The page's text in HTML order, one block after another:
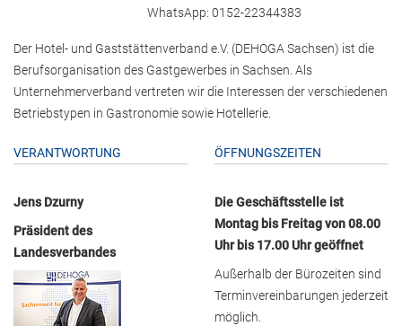
WhatsApp: 0152-22344383
Der Hotel- und Gaststättenverband e.V. (DEHOGA Sachsen) ist die
Berufsorganisation des Gastgewerbes in Sachsen. Als
Unternehmerverband vertreten wir die Interessen der verschiedenen
Betriebstypen in Gastronomie sowie Hotellerie.
VERANTWORTUNG
Jens Dzurny
Präsident des
Landesverbandes
ÖFFNUNGSZEITEN
Die Geschäftsstelle ist
Montag bis Freitag von 08.00
Uhr bis 17.00 Uhr geöffnet
Außerhalb der Bürozeiten sind
Terminvereinbarungen jederzeit
möglich.